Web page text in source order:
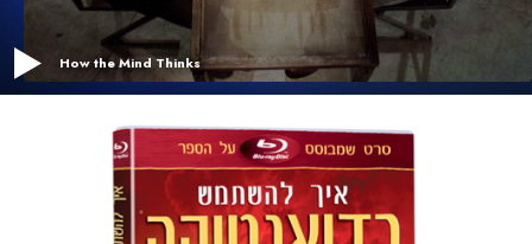
How the Mind Thinks